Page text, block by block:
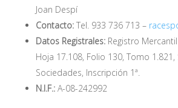
Joan Despí
Contacto:Tel. 933 736 713 –
Datos Registrales:Registro
Hoja 17.108, Folio 130, Tomo 1.821,
Sociedades, Inscripción 1ª.
N.I.F.:A-08-242992